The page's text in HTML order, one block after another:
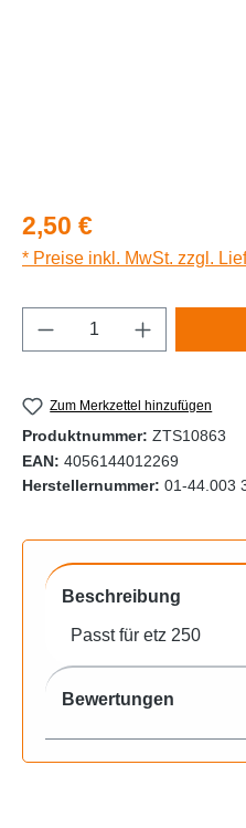
Regulärer Preis:
2,50 €
* Preise inkl. MwSt. zzgl.
Produkt Anzahl:
Zum Merkzettel hinzufügen
Produktnummer: ZTS10863
EAN: 4056144012269
Herstellernummer: 01-44.003
Beschreibung
Passt für etz 250
Bewertungen